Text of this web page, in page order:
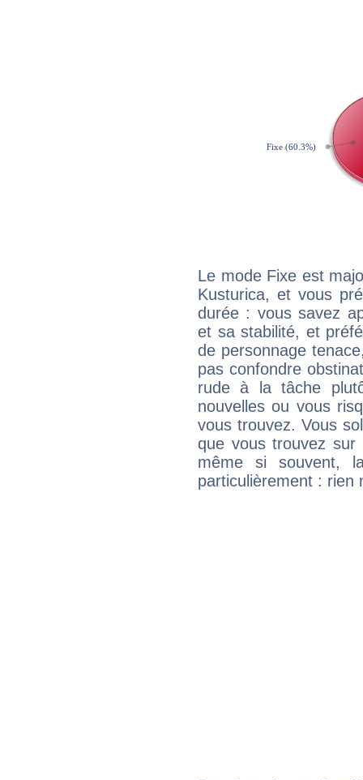
Le mode Fixe est
Kusturica, et vous
durée : vous savez
et sa stabilité, et
de personnage
pas confondre
rude à la tâche
nouvelles ou vous
vous trouvez. Vous
que vous trouvez
même si souvent,
particulièrement : rien